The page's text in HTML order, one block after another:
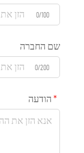
0/100
שם החברה
0/200
הודעה